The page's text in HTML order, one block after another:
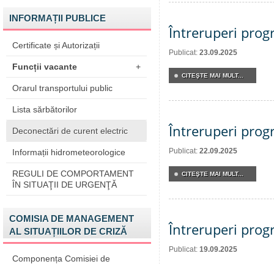
INFORMAȚII PUBLICE
Certificate și Autorizații
Funcții vacante +
Orarul transportului public
Lista sărbătorilor
Deconectări de curent electric
Informații hidrometeorologice
REGULI DE COMPORTAMENT
ÎN SITUAŢII DE URGENŢĂ
COMISIA DE MANAGEMENT
AL SITUAȚIILOR DE CRIZĂ
Componența Comisiei de
Întreruperi
Publicat: 23.09.2025
CITEŞTE MAI MULT...
Întreruperi
Publicat: 22.09.2025
CITEŞTE MAI MULT...
Întreruperi
Publicat: 19.09.2025